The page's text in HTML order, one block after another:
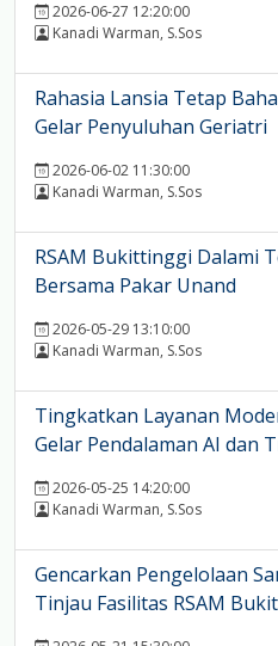
2026-06-27 12:20:00
Kanadi Warman, S.Sos
Rahasia Lansia Tetap
Gelar Penyuluhan Geriatri
2026-06-02 11:30:00
Kanadi Warman, S.Sos
RSAM Bukittinggi Dalami
Bersama Pakar Unand
2026-05-29 13:10:00
Kanadi Warman, S.Sos
Tingkatkan Layanan
Gelar Pendalaman AI dan
2026-05-25 14:20:00
Kanadi Warman, S.Sos
Gencarkan Pengelolaan
Tinjau Fasilitas RSAM